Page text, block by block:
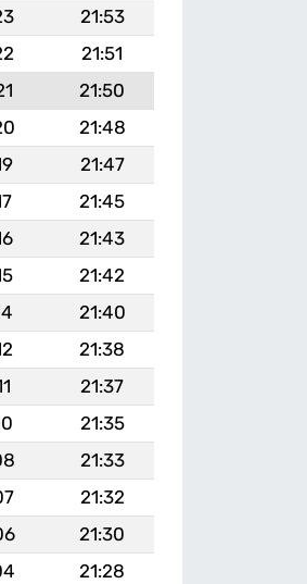
21:53
21:51
21:50
21:48
21:47
21:45
21:43
21:42
21:40
21:38
21:37
21:35
21:33
21:32
21:30
21:28